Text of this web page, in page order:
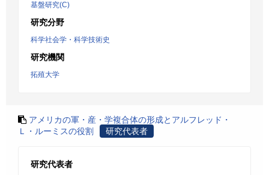
基盤研究(C)
研究分野
科学社会学・科学技術史
研究機関
拓殖大学
アメリカの軍・産・学複合体の形成とアルフレッド・
Ｌ・ルーミスの役割
研究代表者
研究代表者